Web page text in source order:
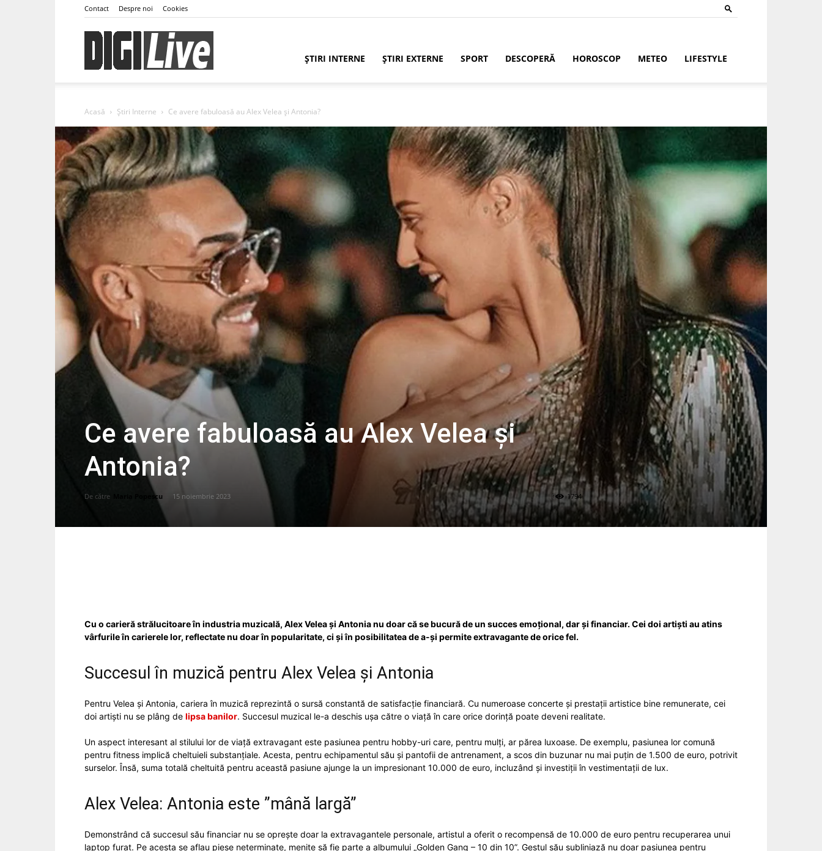
Contact Despre noi Cookies
ȘTIRI INTERNE ȘTIRI EXTERNE SPORT DESCOPERĂ HOROSCOP METEO LIFESTYLE
Acasă Știri Interne Ce avere fabuloasă au Alex Velea și Antonia?
Ce avere fabuloasă au Alex Velea și
Antonia?
De către Maria Popescu 15 noiembrie 2023 1794
0
Cu o carieră strălucitoare în industria muzicală, Alex Velea și Antonia nu doar că se bucură de un succes emoțional, dar și financiar. Cei doi artiști au atins
vârfurile în carierele lor, reflectate nu doar în popularitate, ci și în posibilitatea de a-și permite extravagante de orice fel.
Succesul în muzică pentru Alex Velea și Antonia
Pentru Velea și Antonia, cariera în muzică reprezintă o sursă constantă de satisfacție financiară. Cu numeroase concerte și prestații artistice bine remunerate, cei
doi artiști nu se plâng de lipsa banilor. Succesul muzical le-a deschis ușa către o viață în care orice dorință poate deveni realitate.
Un aspect interesant al stilului lor de viață extravagant este pasiunea pentru hobby-uri care, pentru mulți, ar părea luxoase. De exemplu, pasiunea lor comună
pentru fitness implică cheltuieli substanțiale. Acesta, pentru echipamentul său și pantofii de antrenament, a scos din buzunar nu mai puțin de 1.500 de euro, potrivit
surselor. Însă, suma totală cheltuită pentru această pasiune ajunge la un impresionant 10.000 de euro, incluzând și investiții în vestimentații de lux.
Alex Velea: Antonia este ”mână largă”
Demonstrând că succesul său financiar nu se oprește doar la extravagantele personale, artistul a oferit o recompensă de 10.000 de euro pentru recuperarea unui
laptop furat. Pe acesta se aflau piese neterminate, menite să fie parte a albumului „Golden Gang – 10 din 10”. Gestul său subliniază nu doar pasiunea pentru